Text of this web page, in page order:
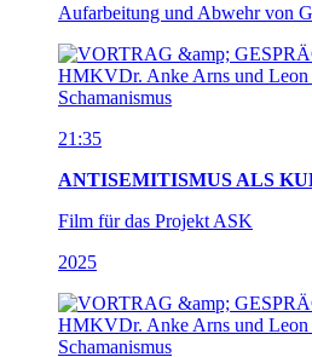
Aufarbeitung und Abwehr von
21:35
ANTISEMITISMUS ALS
Film für das Projekt ASK
2025